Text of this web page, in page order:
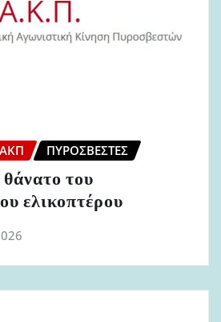
ΠΥΡΟΣΒΈΣΤΕΣ
του
ελικοπτέρου